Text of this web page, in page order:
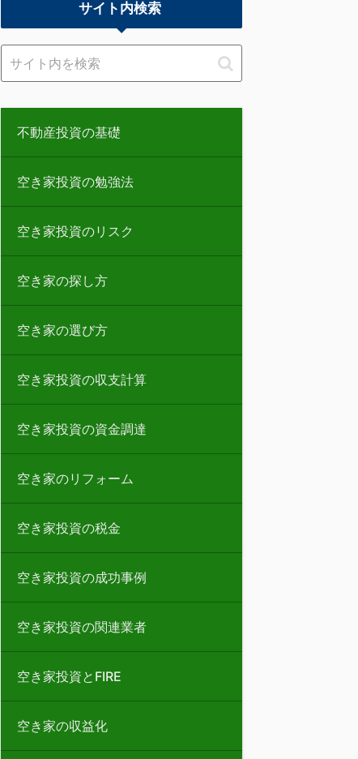
サイト内検索
不動産投資の基礎
空き家投資の勉強法
空き家投資のリスク
空き家の探し方
空き家の選び方
空き家投資の収支計算
空き家投資の資金調達
空き家のリフォーム
空き家投資の税金
空き家投資の成功事例
空き家投資の関連業者
空き家投資とFIRE
空き家の収益化